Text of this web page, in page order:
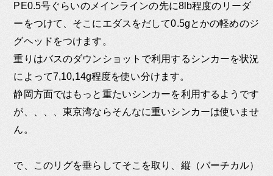
PE0.5号ぐらいのメインラインの先に8lb程度のリーダ
ーをつけて、そこにエダスをだして0.5gとかの軽めのジ
グヘッドをつけます。
重りはバスのダウンショットで利用するシンカーを状況
によって7,10,14g程度を使い分けます。
静岡方面ではもっと重たいシンカーを利用するようです
が、、、、東京湾ならそんなに重いシンカーは使いませ
ん。
で、このリグを垂らしてそこを取り、縦（バーチカル）